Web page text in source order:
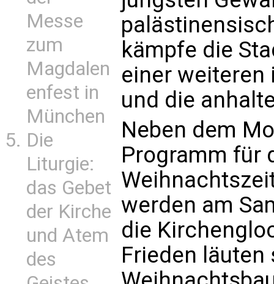
Messe
zum
Magdalen
enfest in
München
Die
Liturgie:
das Gebet
der Kirche
und Atem
des
kämpfe die
einer weiteren
und die
Neben dem
Programm für
werden am
die
Frieden